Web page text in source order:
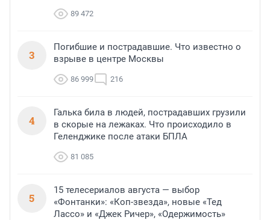
89 472
3
Погибшие и пострадавшие. Что известно о
взрыве в центре Москвы
86 999 216
4
Галька била в людей, пострадавших грузили
в скорые на лежаках. Что происходило в
Геленджике после атаки БПЛА
81 085
5
15 телесериалов августа — выбор
«Фонтанки»: «Коп-звезда», новые «Тед
Лассо» и «Джек Ричер», «Одержимость»